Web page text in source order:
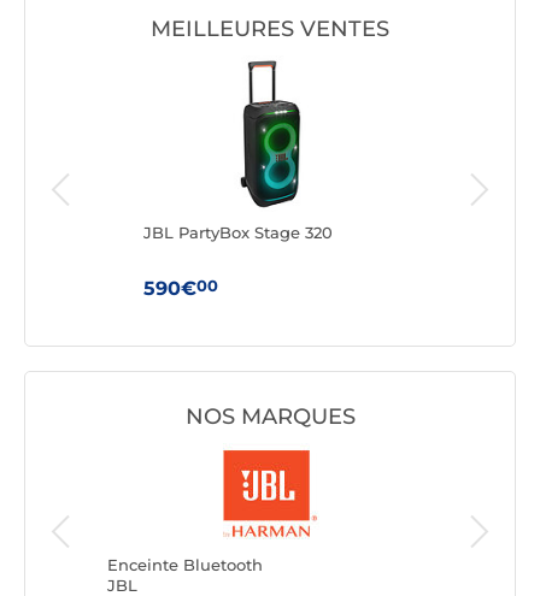
MEILLEURES VENTES
JBL PartyBox Stage 320
590€00
NOS MARQUES
Enceinte Bluetooth
JBL